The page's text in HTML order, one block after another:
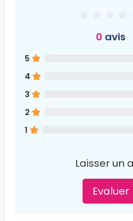
0 avis
5
4
3
2
1
Laisser un
Evaluer